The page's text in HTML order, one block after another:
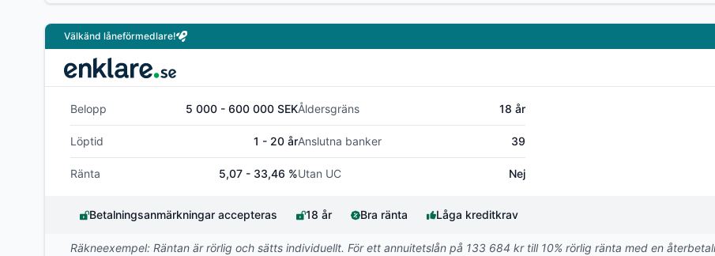
Välkänd låneförmedlare!
Belopp 5 000 - 600 000 SEK
Löptid 1 - 20 år
Ränta 5,07 - 33,46 %
Åldersgräns 18 år
Anslutna banker 39
Utan UC Nej
Betalningsanmärkningar accepteras 18 år Bra ränta Låga kreditkrav
Räkneexempel: Räntan är rörlig och sätts individuellt. För ett annuitetslån på 133 684 kr till 10% rörlig ränta med en